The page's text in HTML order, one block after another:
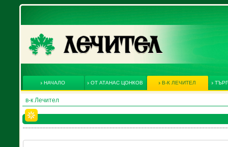
НАЧАЛО ОТ АТАНАС ЦОНКОВ В-К ЛЕЧИТЕЛ
в-к Лечител